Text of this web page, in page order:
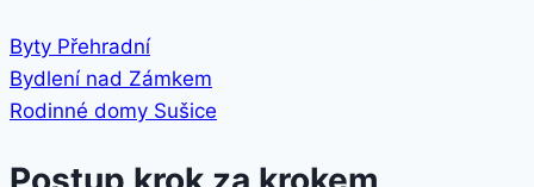
Byty Přehradní
Bydlení nad Zámkem
Rodinné domy Sušice